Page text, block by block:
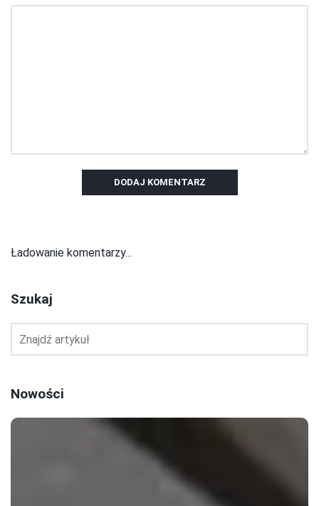
DODAJ KOMENTARZ
Ładowanie komentarzy...
Szukaj
Nowości